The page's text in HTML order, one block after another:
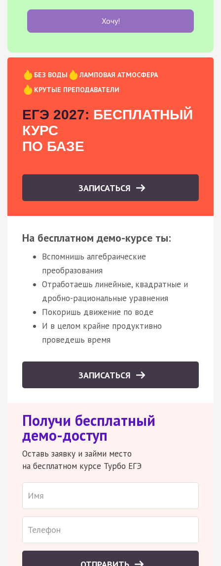
Хочу!
БЕЗ ВОДЫ
ЛАМПОВАЯ АТМОСФЕРА
КРУТЫЕ ПРЕПОДАВАТЕЛИ
ЕГЭ 2027: БЕСПЛАТНЫЙ
КУРС
ПО БАЗЕ
ЗАПИСАТЬСЯ
На бесплатном демо-курсе ты:
Вспомнишь алгебраические
преобразования
Отработаешь линейные, квадратные и
дробно-рациональные уравнения
Покоришь движение по воде
И в целом крайне продуктивно
проведешь время
ЗАПИСАТЬСЯ
Получи бесплатный
демо-доступ
Оставь заявку и займи место
на бесплатном курсе Турбо ЕГЭ